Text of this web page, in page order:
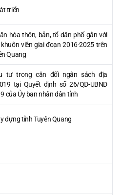
triển
hóa thôn, bản, tổ dân phố gắn với
viên giai đoạn 2016-2025 trên
Quang
tư trong cân đối ngân sách địa
tại Quyết định số 26/QĐ-UBND
của Ủy ban nhân dân tỉnh
dựng tỉnh Tuyên Quang